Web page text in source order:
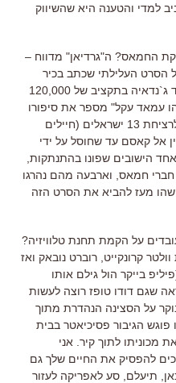
למדי והטענה היא שהשיווק
החמאס? ה"גרדיאן" מדווח –
הסרט העלילתי שכתב בכיר
החמאס מחמוד א-זהאר וביים מאג`ד ג`נדאיה בתקציב של 120,000
עמאד עקל" מספר את סיפורו
של עמאד עקל, הטרוריסט שאחראי לרציחת 13 ישראלים (חיילים
אל קאסם עד שחוסל על ידי
טל, אחד הישובים שפונו בהתנתקות,
חמאס, וארבעה מהם נהרגו
מעז להביא את הסרט הזה
על הקמת תחנת טלוויזיה?
קרונקייט, רוברט נובאק ואז
מאחורי "60 דקות" (פיליפ בייקר הול גילם אותו
שגם דודו טופז רוצה לעשות
על הסצינה הנהדרת מתוך
הגיבור פסיכיאטר בבית
מכוניתו לתוך קיר. אני
להפסיק את החיים שלך גם
תיעלם, סע לאפריקה לעזור